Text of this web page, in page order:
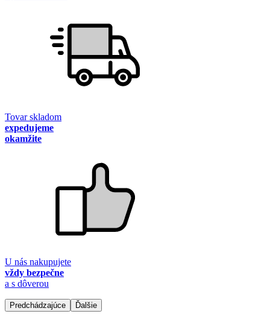
Tovar skladom
expedujeme
okamžite
U nás nakupujete
vždy bezpečne
a s dôverou
Predchádzajúce Ďalšie